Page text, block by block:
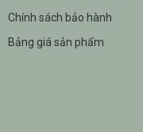
Chính sách bảo hành
Bảng giá sản phẩm